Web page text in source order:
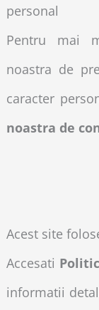
personal
Pentru mai
noastra de
caracter
noastra de
Acest site
Accesati
informatii